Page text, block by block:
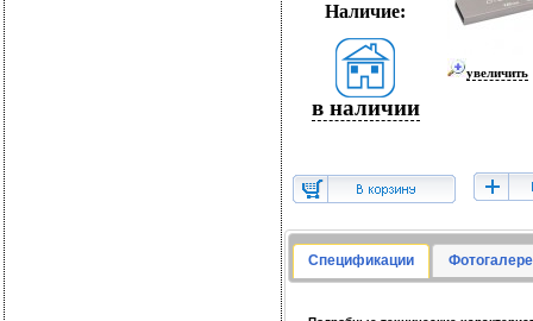
Наличие:
в наличии
увеличить
Спецификации